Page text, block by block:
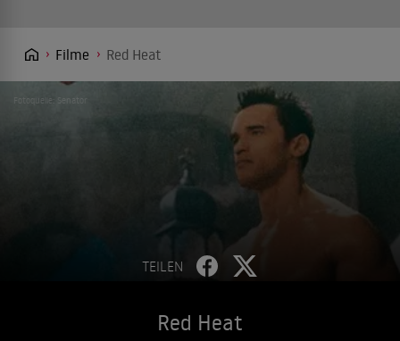
Filme Red Heat
Fotoquelle: Senator
TEILEN
Red Heat